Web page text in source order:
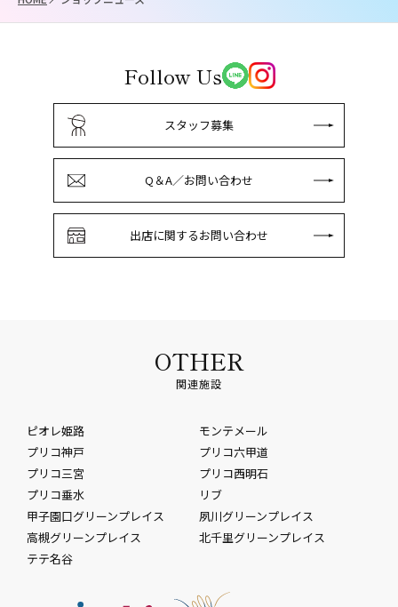
Follow Us
スタッフ募集
Q＆A／お問い合わせ
出店に関するお問い合わせ
OTHER
関連施設
ピオレ姫路
モンテメール
プリコ神戸
プリコ六甲道
プリコ三宮
プリコ西明石
プリコ垂水
リブ
甲子園口グリーンプレイス
夙川グリーンプレイス
高槻グリーンプレイス
北千里グリーンプレイス
テテ名谷